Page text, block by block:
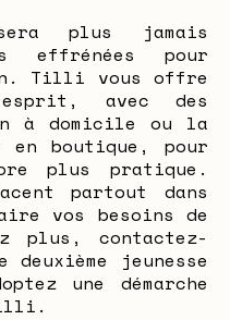
plus jamais
effrénées pour
Tilli vous offre
avec des
à domicile ou la
boutique, pour
plus pratique.
partout dans
vos besoins de
plus, contactez-
deuxième jeunesse
une démarche